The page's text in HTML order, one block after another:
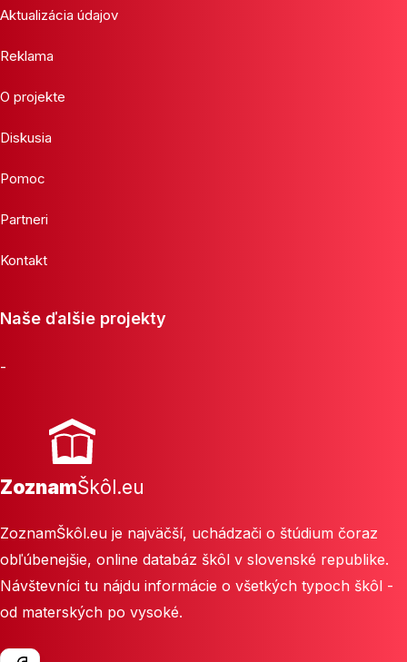
Aktualizácia údajov
Reklama
O projekte
Diskusia
Pomoc
Partneri
Kontakt
Naše ďalšie projekty
-
ZoznamŠkôl.eu
ZoznamŠkôl.eu je najväčší, uchádzači o štúdium čoraz
obľúbenejšie, online databáz škôl v slovenské republike.
Návštevníci tu nájdu informácie o všetkých typoch škôl -
od materských po vysoké.